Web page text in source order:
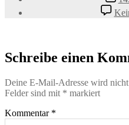
Schreibe einen
Deine E-Mail-Adresse wird
Felder sind mit * markiert
Kommentar *